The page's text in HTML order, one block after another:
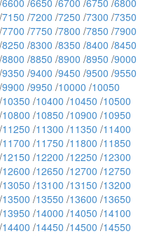
/6600 /6650 /6700 /6750 /6800
/7150 /7200 /7250 /7300 /7350
/7700 /7750 /7800 /7850 /7900
/8250 /8300 /8350 /8400 /8450
/8800 /8850 /8900 /8950 /9000
/9350 /9400 /9450 /9500 /9550
/9900 /9950 /10000 /10050
/10350 /10400 /10450 /10500
/10800 /10850 /10900 /10950
/11250 /11300 /11350 /11400
/11700 /11750 /11800 /11850
/12150 /12200 /12250 /12300
/12600 /12650 /12700 /12750
/13050 /13100 /13150 /13200
/13500 /13550 /13600 /13650
/13950 /14000 /14050 /14100
/14400 /14450 /14500 /14550